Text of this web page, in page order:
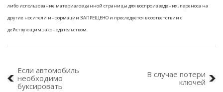
либо использование материалов данной страницы для воспроизведения, переноса на
другие носители информации ЗАПРЕЩЕНО и преследуется в соответствии с
действующим законодательством.
Если автомобиль
необходимо
буксировать
В случае потери
ключей